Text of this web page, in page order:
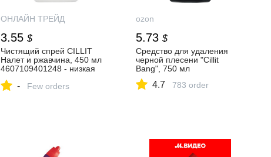
ОНЛАЙН ТРЕЙД
3.55 $
Чистящий спрей CILLIT
Налет и ржавчина, 450 мл
4607109401248 - низкая
самовывоз по Нижнему
- Few orders
ozon
5.73 $
Средство для удаления
черной плесени "Cillit
Bang", 750 мл
4.7 783 order